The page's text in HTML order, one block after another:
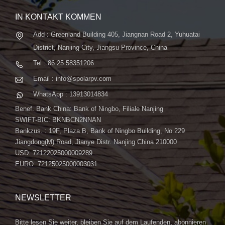
IN KONTAKT KOMMEN
Add : Greenland Building 405, Jiangnan Road 2, Yuhuatai
District, Nanjing City, Jiangsu Province, China
Tel : 86 25 58351206
Email : info@spolarpv.com
WhatsApp : 13913014834
Benef. Bank China: Bank of Ningbo, Filiale Nanjing
SWIFT-BIC: BKNBCN2NNAN
Bankzus. : 19F, Plaza B, Bank of Ningbo Building, No.229
Jiangdong(M) Road, Jianye Distr. Nanjing China 210000
USD: 72122025000009289
EURO: 72125025000003031
NEWSLETTER
Bitte lesen Sie weiter, bleiben Sie auf dem Laufenden, abonnieren